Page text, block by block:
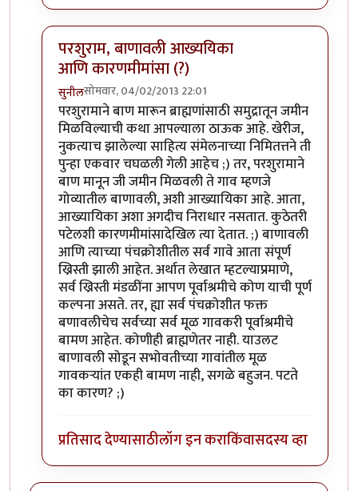
परशुराम, बाणावली आख्ययिका
आणि कारणमीमांसा (?)
सुनीलसोमवार, 04/02/2013 22:01
In reply toछानbyसुनील
परशुरामाने बाण मारून ब्राह्मणांसाठी समुद्रातून जमीन
मिळविल्याची कथा आपल्याला ठाऊक आहे. खेरीज,
नुकत्याच झालेल्या साहित्य संमेलनाच्या निमितत्तने ती
पुन्हा एकवार चघळली गेली आहेच ;) तर, परशुरामाने
बाण मानून जी जमीन मिळवली ते गाव म्हणजे
गोव्यातील बाणावली, अशी आख्यायिका आहे. आता,
आख्यायिका अशा अगदीच निराधार नसतात. कुठेतरी
पटेलशी कारणमीमांसादेखिल त्या देतात. ;) बाणावली
आणि त्याच्या पंचक्रोशीतील सर्व गावे आता संपूर्ण
ख्रिस्ती झाली आहेत. अर्थात लेखात म्हटल्याप्रमाणे,
सर्व ख्रिस्ती मंडळींना आपण पूर्वाश्रमीचे कोण याची पूर्ण
कल्पना असते. तर, ह्या सर्व पंचक्रोशीत फक्त
बणावलीचेच सर्वच्या सर्व मूळ गावकरी पूर्वाश्रमीचे
बामण आहेत. कोणीही ब्राह्मणेतर नाही. याउलट
बाणावली सोडून सभोवतीच्या गावांतील मूळ
गावकर्‍यांत एकही बामण नाही, सगळे बहुजन. पटते
का कारण? ;)
प्रतिसाद देण्यासाठीलॉग इन कराकिंवासदस्य व्हा